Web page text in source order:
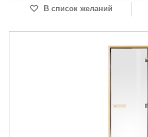
В список желаний